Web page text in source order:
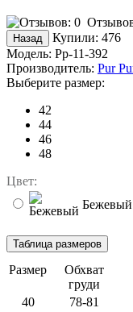
Купили: 476
Модель: Pp-11-392
Производитель: Pur
Выберите размер:
42
44
46
48
Цвет:
Бежевый
Размер
Обхват
груди
40 78-81